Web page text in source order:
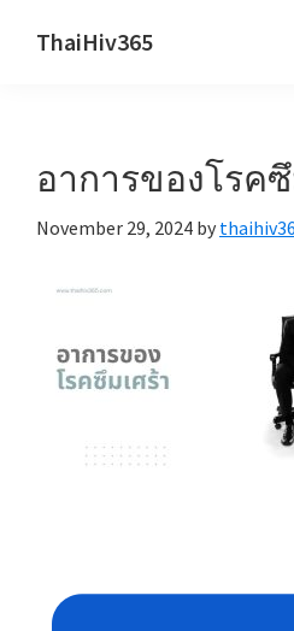
ThaiHiv365
behind.
อาการของโรค
November 29, 2024 by
Sidebar